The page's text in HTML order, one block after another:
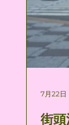
街
7月22日